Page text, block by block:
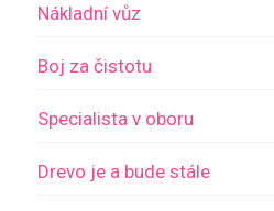
Nákladní vůz
Boj za čistotu
Specialista v oboru
Drevo je a bude stále